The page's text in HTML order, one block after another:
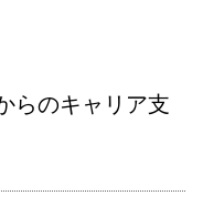
らのキャリア支